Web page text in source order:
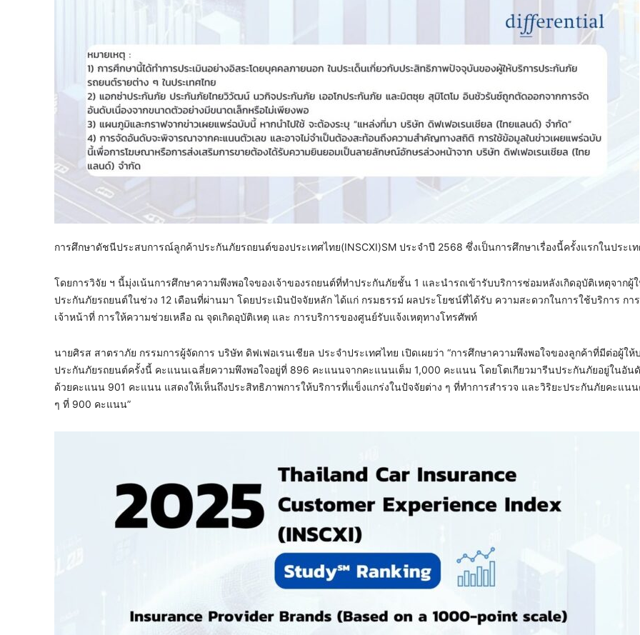
การศึกษาดัชนีประสบการณ์ลูกค้าประกันภัยรถยนต์ของประเทศไทย(INSCXI)SM ประจำปี 2568 ซึ่งเป็นการศึกษาเรื่องนี้ครั้งแรกในประเ
โดยการวิจัย ฯ นี้มุ่งเน้นการศึกษาความพึงพอใจของเจ้าของรถยนต์ที่ทำประกันภัยชั้น 1 และนำรถเข้ารับบริการซ่อมหลังเกิดอุบัติเหตุจากผู้
ประกันภัยรถยนต์ในช่วง 12 เดือนที่ผ่านมา โดยประเมินปัจจัยหลัก ได้แก่ กรมธรรม์ ผลประโยชน์ที่ได้รับ ความสะดวกในการใช้บริการ กา
เจ้าหน้าที่ การให้ความช่วยเหลือ ณ จุดเกิดอุบัติเหตุ และ การบริการของศูนย์รับแจ้งเหตุทางโทรศัพท์
นายศิรส สาตราภัย กรรมการผู้จัดการ บริษัท ดิฟเฟอเรนเชียล ประจำประเทศไทย เปิดเผยว่า “การศึกษาความพึงพอใจของลูกค้าที่มีต่อผู้ให้
ประกันภัยรถยนต์ครั้งนี้ คะแนนเฉลี่ยความพึงพอใจอยู่ที่ 896 คะแนนจากคะแนนเต็ม 1,000 คะแนน โดยโตเกียวมารีนประกันภัยอยู่ในอัน
ด้วยคะแนน 901 คะแนน แสดงให้เห็นถึงประสิทธิภาพการให้บริการที่แข็งแกร่งในปัจจัยต่าง ๆ ที่ทำการสำรวจ และวิริยะประกันภัยคะแน
ๆ ที่ 900 คะแนน”